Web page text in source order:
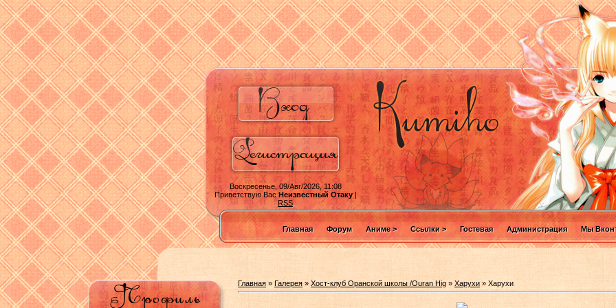
Воскресенье, 09/Авг/2026, 11:08
Приветствую ВасНеизвестный Отаку|
RSS
Главная Форум Аниме > Ссылки > Гостевая Администрация Мы
Главная »Галерея » Хост-клуб Оранской школы /Ouran Hig » Харухи » Харухи